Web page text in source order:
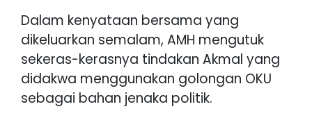
Dalam kenyataan bersama yang
dikeluarkan semalam, AMH mengutuk
sekeras-kerasnya tindakan Akmal yang
didakwa menggunakan golongan OKU
sebagai bahan jenaka politik.